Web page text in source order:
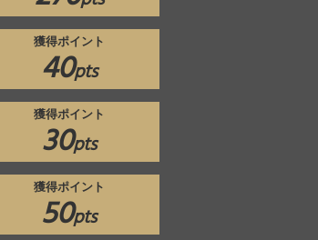
獲得ポイント
40pts
獲得ポイント
30pts
獲得ポイント
50pts